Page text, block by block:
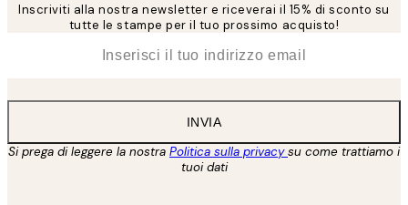
Inscriviti alla nostra newsletter e riceverai il 15% di sconto su
tutte le stampe per il tuo prossimo acquisto!
INVIA
Si prega di leggere la nostra Politica sulla privacysu come trattiamo i
tuoi dati